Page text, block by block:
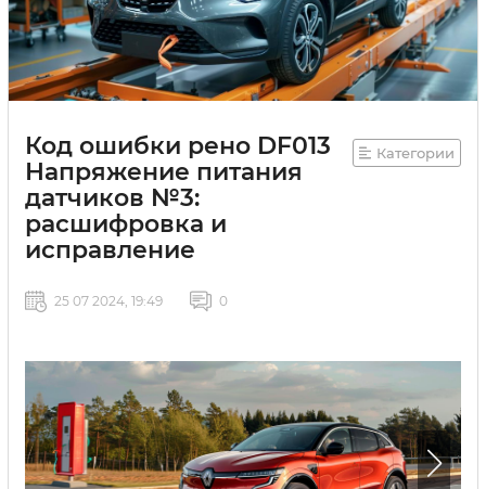
Код ошибки рено DF013
Напряжение питания
датчиков №3:
расшифровка и
исправление
Категории
25 07 2024, 19:49 0